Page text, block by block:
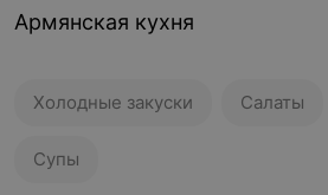
Армянская кухня
Холодные закуски Салаты
Супы